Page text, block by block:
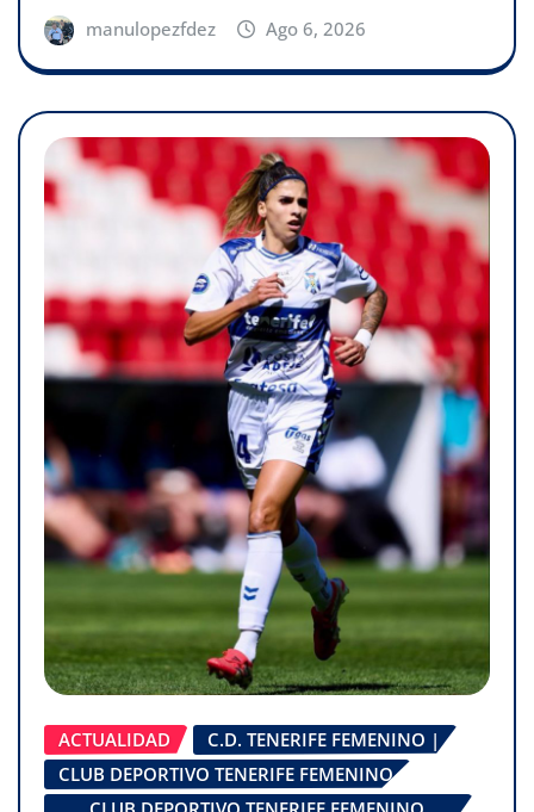
manulopezfdez Ago 6, 2026
ACTUALIDAD
C.D. TENERIFE FEMENINO |
CLUB DEPORTIVO TENERIFE FEMENINO